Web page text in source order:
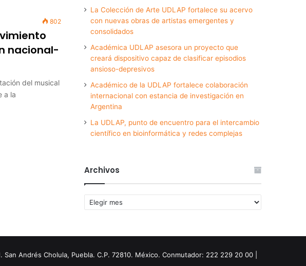
802
nacional-
del musical
a la
La Colección de Arte UDLAP fortalece su acervo
con nuevas obras de artistas emergentes y
consolidados
Académica UDLAP asesora un proyecto que
creará dispositivo capaz de clasificar episodios
ansioso-depresivos
Académico de la UDLAP fortalece colaboración
internacional con estancia de investigación en
Argentina
La UDLAP, punto de encuentro para el intercambio
científico en bioinformática y redes complejas
Archivos
Archivos
Andrés Cholula, Puebla. C.P. 72810. México. Conmutador: 222 229 20 00 |